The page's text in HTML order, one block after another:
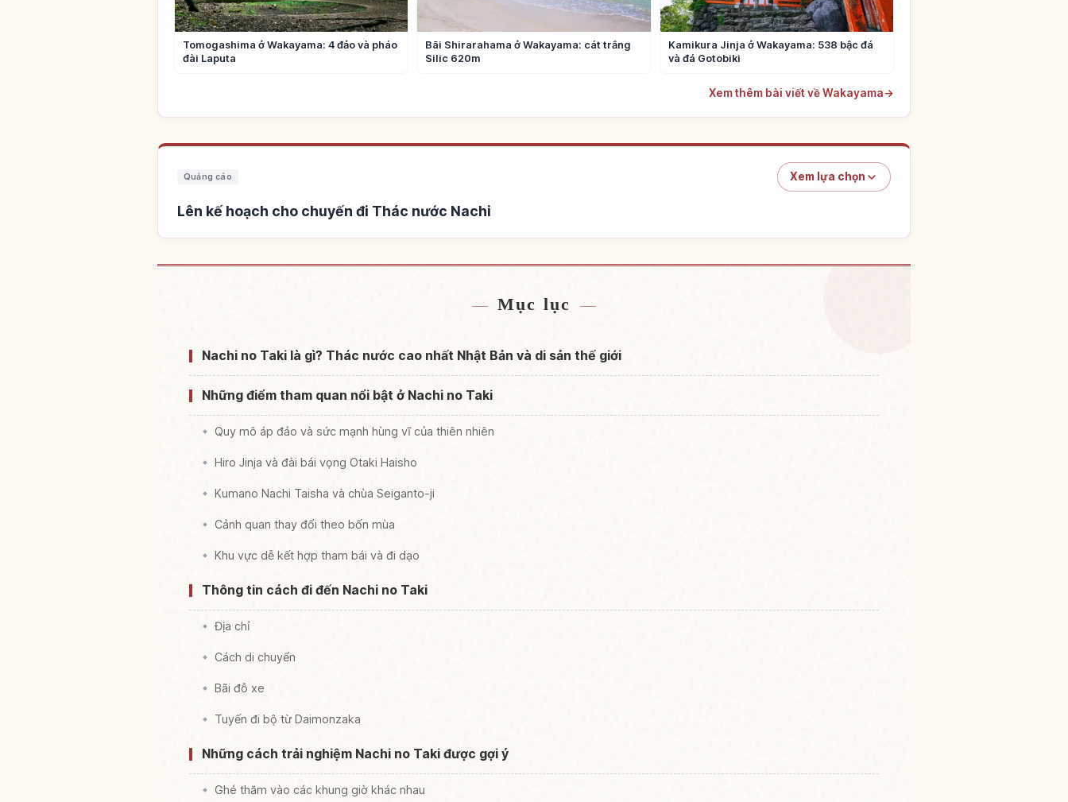
Tomogashima ở Wakayama: 4 đảo và pháo
đài Laputa
Bãi Shirarahama ở Wakayama: cát trắng
Silic 620m
Kamikura Jinja ở Wakayama: 538 bậc đá
và đá Gotobiki
Xem thêm bài viết về Wakayama→
Quảng cáo Xem lựa chọn
Lên kế hoạch cho chuyến đi Thác nước Nachi
Mục lục
Nachi no Taki là gì? Thác nước cao nhất Nhật Bản và di sản thế giới
Những điểm tham quan nổi bật ở Nachi no Taki
Quy mô áp đảo và sức mạnh hùng vĩ của thiên nhiên
Hiro Jinja và đài bái vọng Otaki Haisho
Kumano Nachi Taisha và chùa Seiganto-ji
Cảnh quan thay đổi theo bốn mùa
Khu vực dễ kết hợp tham bái và đi dạo
Thông tin cách đi đến Nachi no Taki
Địa chỉ
Cách di chuyển
Bãi đỗ xe
Tuyến đi bộ từ Daimonzaka
Những cách trải nghiệm Nachi no Taki được gợi ý
Ghé thăm vào các khung giờ khác nhau